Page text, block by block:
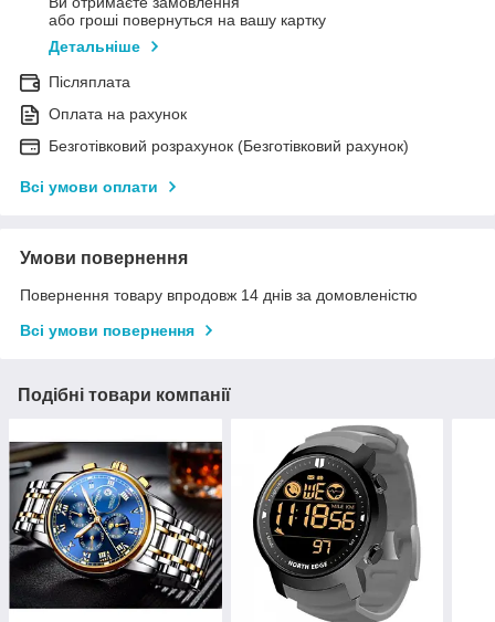
або гроші повернуться на вашу картку
Детальніше
Післяплата
Оплата на рахунок
Безготівковий розрахунок (Безготівковий рахунок)
Всі умови оплати
Умови повернення
Повернення товару впродовж 14 днів за домовленістю
Всі умови повернення
Подібні товари компанії